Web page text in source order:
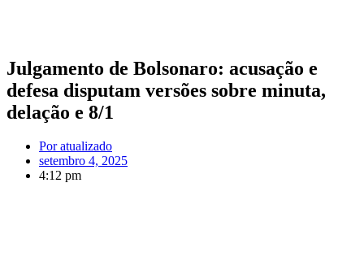
Julgamento de Bolsonaro: acusação e
defesa disputam versões sobre minuta,
delação e 8/1
Poratualizado
setembro 4, 2025
4:12 pm